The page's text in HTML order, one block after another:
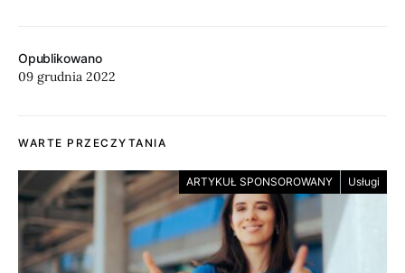
Opublikowano
09 grudnia 2022
WARTE PRZECZYTANIA
ARTYKUŁ SPONSOROWANY Usługi